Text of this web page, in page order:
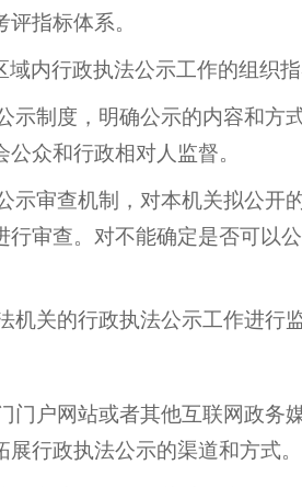
指标体系。
内行政执法公示工作的组织指
示制度，明确公示的内容和方
众和行政相对人监督。
示审查机制，对本机关拟公开
审查。对不能确定是否可以
关的行政执法公示工作进行
门户网站或者其他互联网政务
行政执法公示的渠道和方式。